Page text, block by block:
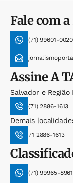
Fale com a
(71) 99601-0020
AssineA
Salvador e
(71) 2886-1613
Demais
71 2886-1613
(71) 99965-8961